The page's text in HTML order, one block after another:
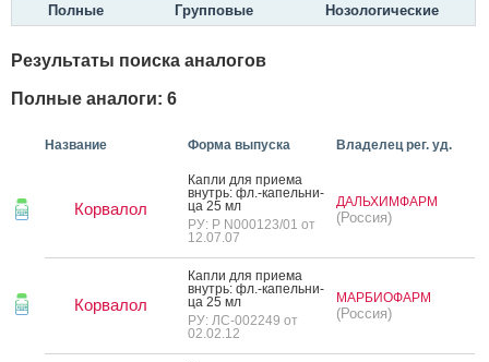
Полные Групповые Нозологические
Результаты поиска аналогов
Полные аналоги: 6
Название Форма выпуска Владелец рег. уд.
Корвалол
Кап­ли для при­ема
внутрь: фл.-ка­пель­ни­
ца 25 мл
РУ: Р N000123/01 от
12.07.07
ДАЛЬХИМФАРМ
(Россия)
Корвалол
Кап­ли для при­ема
внутрь: фл.-ка­пель­ни­
ца 25 мл
РУ: ЛС-002249 от
02.02.12
МАРБИОФАРМ
(Россия)